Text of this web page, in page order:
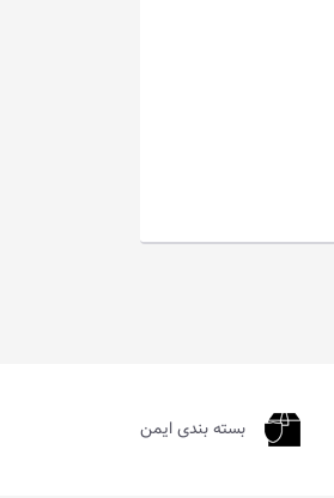
بسته بندی ایمن